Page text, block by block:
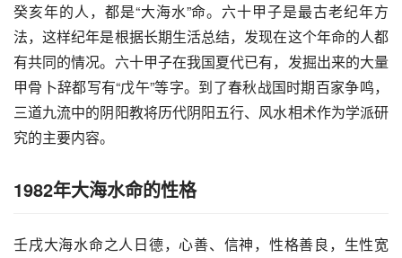
癸亥年的人，都是“大海水”命。六十甲子是最古老纪年方
法，这样纪年是根据长期生活总结，发现在这个年命的人都
有共同的情况。六十甲子在我国夏代已有，发掘出来的大量
甲骨卜辞都写有“戊午”等字。到了春秋战国时期百家争鸣，
三道九流中的阴阳教将历代阴阳五行、风水相术作为学派研
究的主要内容。
1982年大海水命的性格
壬戌大海水命之人日德，心善、信神，性格善良，生性宽